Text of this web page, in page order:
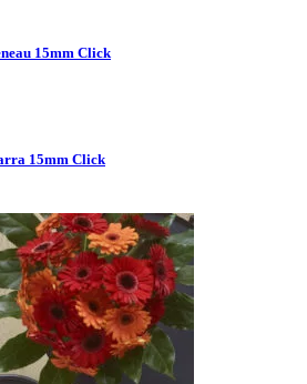
15mm Click
15mm Click